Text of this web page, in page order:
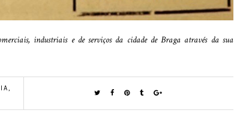
industriais e de serviços da cidade de Braga através da sua
,